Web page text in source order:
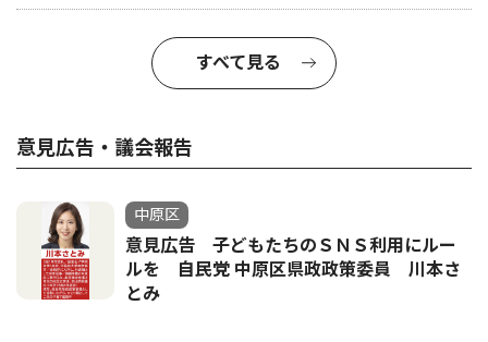
すべて見る
意見広告・議会報告
中原区
意見広告 子どもたちのＳＮＳ利用にルー
ルを 自民党 中原区県政政策委員 川本さ
とみ